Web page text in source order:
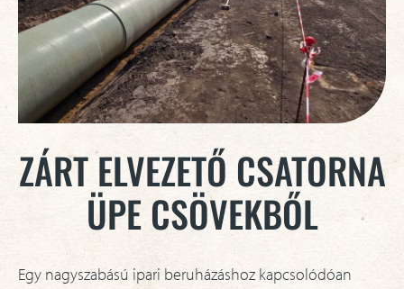
ZÁRT ELVEZETŐ CSATORNA
ÜPE CSÖVEKBŐL
Egy nagyszabású ipari beruházáshoz kapcsolódóan